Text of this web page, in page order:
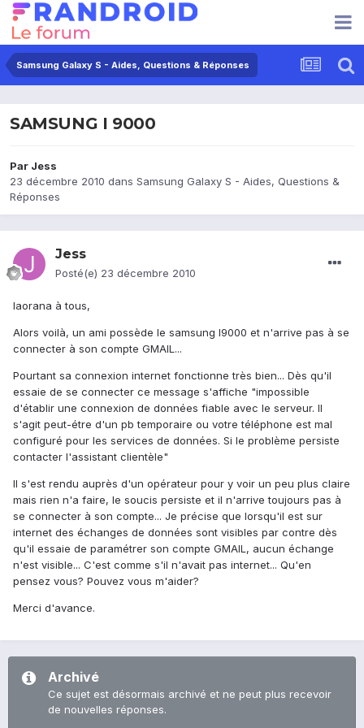
Samsung Galaxy S - Aides, Questions & Réponses
SAMSUNG I 9000
Par Jess
23 décembre 2010 dans Samsung Galaxy S - Aides, Questions &
Réponses
Jess
Posté(e) 23 décembre 2010
Iaorana à tous,
Alors voilà, un ami possède le samsung I9000 et n'arrive pas à se
connecter à son compte GMAIL...
Pourtant sa connexion internet fonctionne très bien... Dès qu'il
essaie de se connecter ce message s'affiche "impossible
d'établir une connexion de données fiable avec le serveur. Il
s'agit peut-étre d'un pb temporaire ou votre téléphone est mal
configuré pour les services de données. Si le problème persiste
contacter l'assistant clientèle"
Il s'est rendu auprès d'un opérateur pour y voir un peu plus claire
mais rien n'a faire, le soucis persiste et il n'arrive toujours pas à
se connecter à son compte... Je précise que lorsqu'il est sur
internet des échanges de données sont visibles par contre dès
qu'il essaie de paramétrer son compte GMAIL, aucun échange
n'est visible... C'est comme s'il n'avait pas internet... Qu'en
pensez vous? Pouvez vous m'aider?
Merci d'avance.
Archivé
Ce sujet est désormais archivé et ne peut plus recevoir
de nouvelles réponses.